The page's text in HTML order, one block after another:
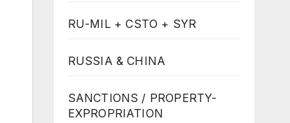
RU-MIL + CSTO + SYR
RUSSIA & CHINA
SANCTIONS / PROPERTY-
EXPROPRIATION